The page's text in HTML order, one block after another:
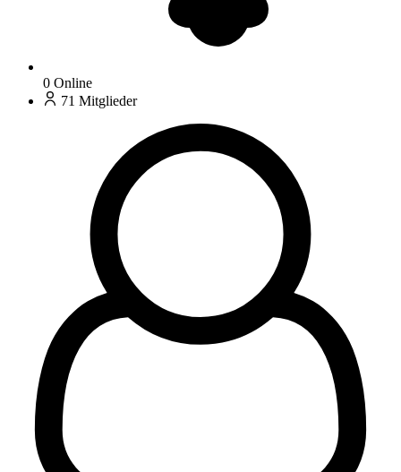
0 Online
71 Mitglieder